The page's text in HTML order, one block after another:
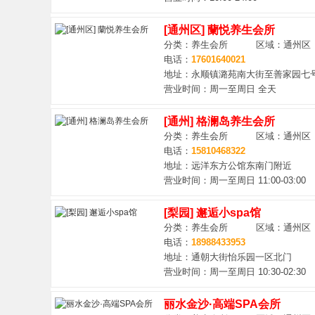
[通州区] 蘭悦养生会所
分类：养生会所 区域：通州区
电话： 17601640021
地址：永顺镇潞苑南大街至善家园七
营业时间：周一至周日 全天
[通州] 格澜岛养生会所
分类：养生会所 区域：通州区
电话： 15810468322
地址：远洋东方公馆东南门附近
营业时间：周一至周日 11:00-03:00
[梨园] 邂逅小spa馆
分类：养生会所 区域：通州区
电话： 18988433953
地址：通朝大街怡乐园一区北门
营业时间：周一至周日 10:30-02:30
丽水金沙·高端SPA会所